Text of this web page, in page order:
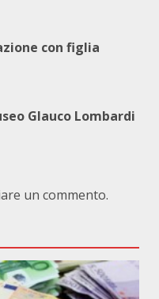
con figlia
Glauco Lombardi
un commento.